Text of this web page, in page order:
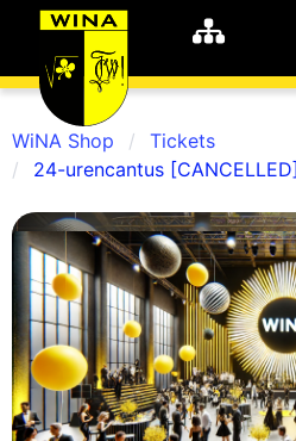
WiNA
Career
Shop
Studie
WiNA Shop
Tickets
24-urencantus [CANCELLED]